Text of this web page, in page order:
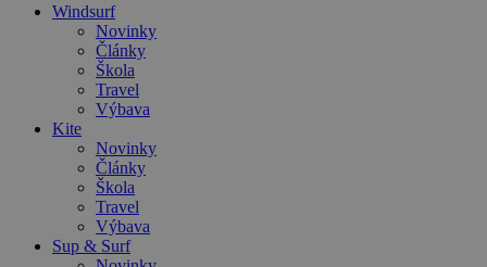
Windsurf
Novinky
Články
Škola
Travel
Výbava
Kite
Novinky
Články
Škola
Travel
Výbava
Sup & Surf